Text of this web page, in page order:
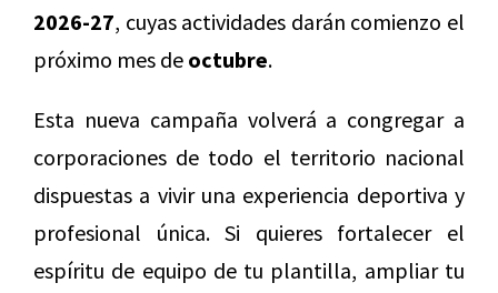
2026-27, cuyas actividades darán comienzo el
próximo mes de octubre.
Esta nueva campaña volverá a congregar a
corporaciones de todo el territorio nacional
dispuestas a vivir una experiencia deportiva y
profesional única. Si quieres fortalecer el
espíritu de equipo de tu plantilla, ampliar tu